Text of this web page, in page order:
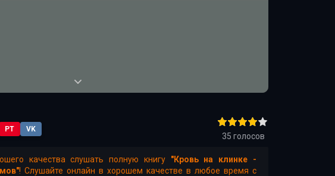
PT VK
35 голосов
качества слушать полную книгу "Кровь на клинке -
! Слушайте онлайн в хорошем качестве в любое время с